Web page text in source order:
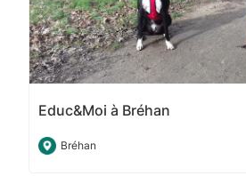
Educ&Moi à Bréhan
Bréhan